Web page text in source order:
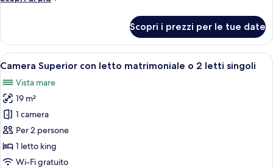
letto
2
letti
Comfort
con
letto
matrimoniale
o
2
letti
singoli
Scopri i prezzi per le tue date
Apri
tutte
le
foto
per
Camera
Superior
con
Una camera d'albergo con un letto,
7
Camera Superior con letto matrimoniale o 2 letti singoli
Vista mare
19 m²
1 camera
Per 2 persone
1 letto king
Wi-Fi gratuito